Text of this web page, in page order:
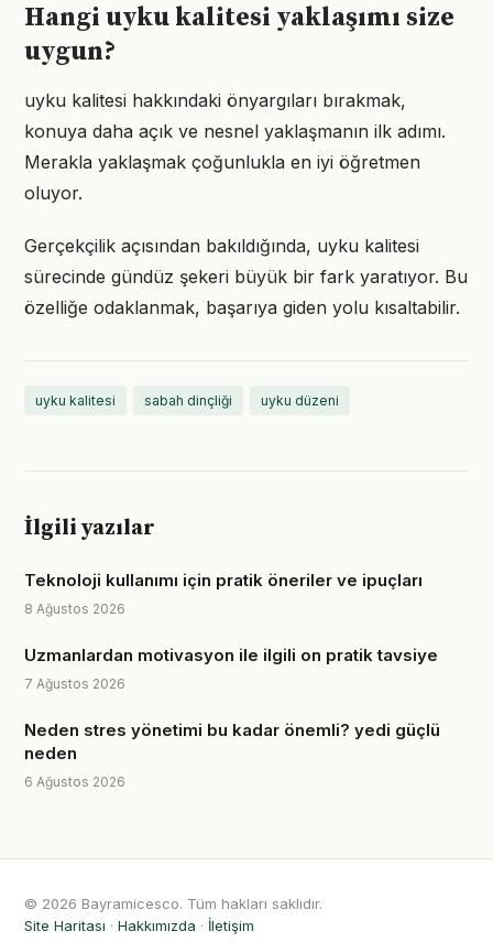
Hangi uyku kalitesi yaklaşımı size
uygun?
uyku kalitesi hakkındaki önyargıları bırakmak,
konuya daha açık ve nesnel yaklaşmanın ilk adımı.
Merakla yaklaşmak çoğunlukla en iyi öğretmen
oluyor.
Gerçekçilik açısından bakıldığında, uyku kalitesi
sürecinde gündüz şekeri büyük bir fark yaratıyor. Bu
özelliğe odaklanmak, başarıya giden yolu kısaltabilir.
uyku kalitesi sabah dinçliği uyku düzeni
İlgili yazılar
Teknoloji kullanımı için pratik öneriler ve ipuçları
8 Ağustos 2026
Uzmanlardan motivasyon ile ilgili on pratik tavsiye
7 Ağustos 2026
Neden stres yönetimi bu kadar önemli? yedi güçlü
neden
6 Ağustos 2026
© 2026 Bayramicesco. Tüm hakları saklıdır.
Site Haritası · Hakkımızda · İletişim